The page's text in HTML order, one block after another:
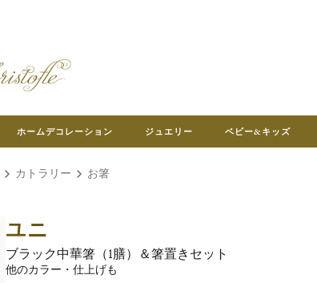
※¥100,000以
ホームデコレーション ジュエリー ベビー&キッズ
カトラリー お箸
ユニ
ブラック中華箸（1膳）＆箸置きセット
他のカラー・仕上げも